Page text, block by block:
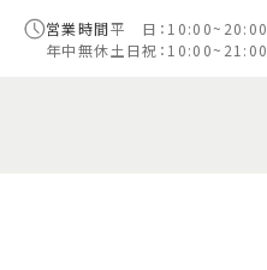
営業時間平 日：10:00~20:00
年中無休土日祝：10:00~21:00